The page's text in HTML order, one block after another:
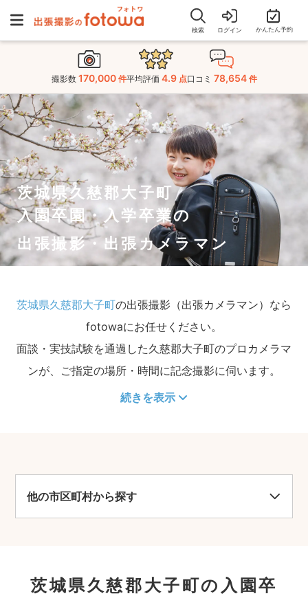
検索 ログイン かんたん予約
撮影数 170,000 件平均評価 4.9 点口コミ 78,654 件
茨城県久慈郡大子町
入園卒園・入学卒業の
出張撮影・出張カメラマン
茨城県久慈郡大子町の出張撮影（出張カメラマン）なら
fotowaにお任せください。
面談・実技試験を通過した久慈郡大子町のプロカメラマ
ンが、ご指定の場所・時間に記念撮影に伺います。
続きを表示
他の市区町村から探す
茨城県久慈郡大子町の入園卒